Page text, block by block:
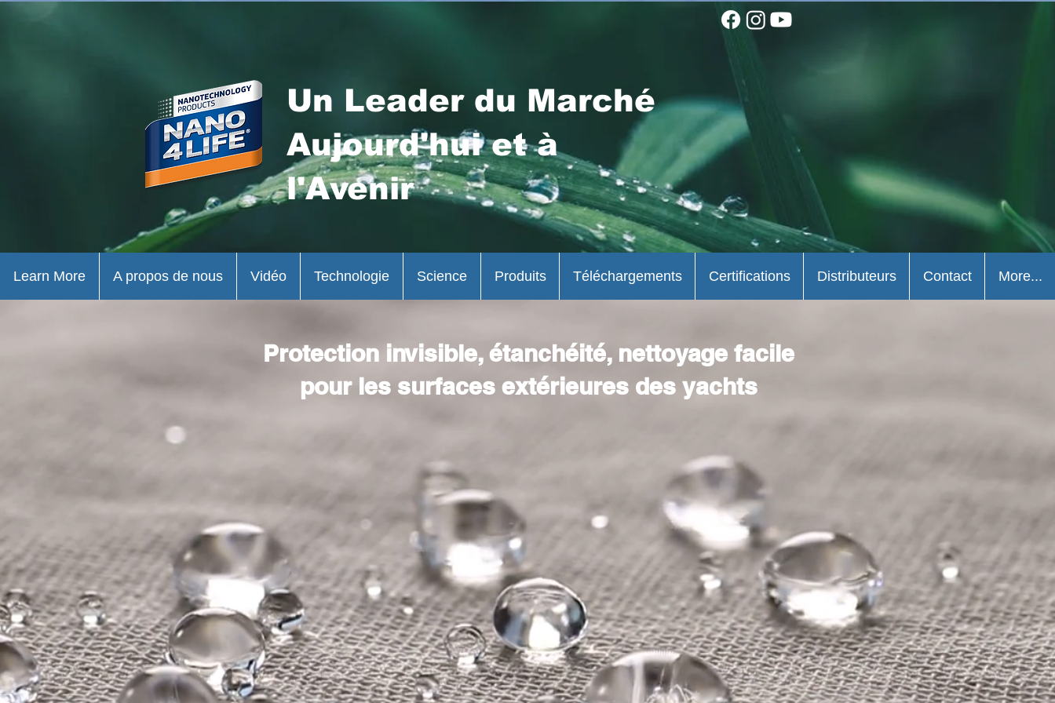
Un Leader du Marché
Aujourd'hui et à
l'Avenir
Protection invisible, étanchéité, nettoyage facile
pour les surfaces extérieures des yachts
Learn More A propos de nous Vidéo Technologie Science Produits Téléchargements Certifications Distributeurs Contact More...